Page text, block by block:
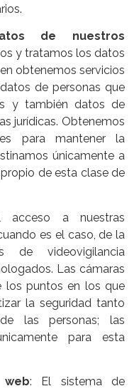
de nuestros
y tratamos los datos
obtenemos servicios
de personas que
y también datos de
jurídicas. Obtenemos
para mantener la
únicamente a
de esta clase de
a nuestras
es el caso, de la
de videovigilancia
Las cámaras
los puntos en los que
la seguridad tanto
las personas; las
para esta
: El sistema de